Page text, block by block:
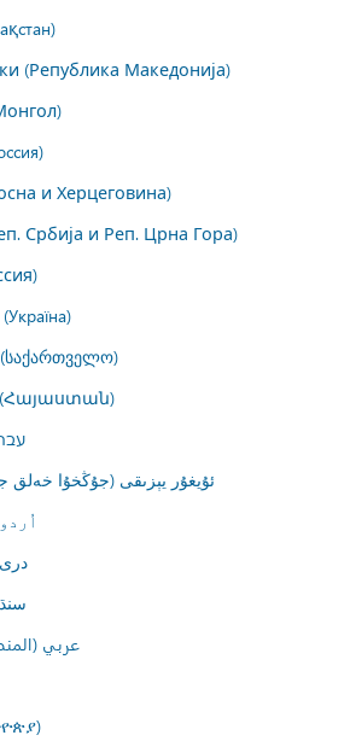
(Република Македонија)
и Херцеговина)
Србија и Реп. Црна Гора)
ئۇيغۇر يېزىقى (جۇڭخۇا خەلق
عربي